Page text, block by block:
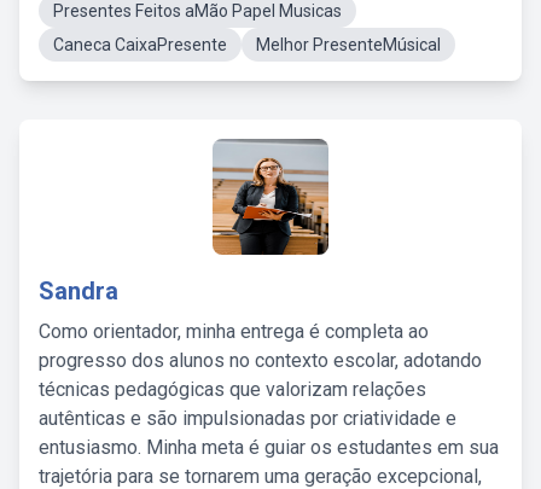
Presentes Feitos aMão Papel Musicas
Caneca CaixaPresente
Melhor PresenteMúsical
Sandra
Como orientador, minha entrega é completa ao
progresso dos alunos no contexto escolar, adotando
técnicas pedagógicas que valorizam relações
autênticas e são impulsionadas por criatividade e
entusiasmo. Minha meta é guiar os estudantes em sua
trajetória para se tornarem uma geração excepcional,